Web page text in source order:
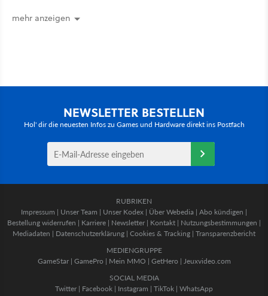
mehr anzeigen
NEWSLETTER BESTELLEN
Hol' dir die neuesten Infos zu Games und Hardware direkt ins Postfach
RUBRIKEN
Impressum | Unser Team | Unser Kodex | Über Webedia | Abo kündigen |
Bestellung widerrufen | Karriere | Newsletter | Kontakt | Nutzungsbestimmungen |
Mediadaten | Datenschutzerklärung | Cookies & Tracking | Transparenzbericht
MEDIENGRUPPE
GameStar| GamePro | Mein MMO | GetHero | Jeuxvideo.com
SOCIAL MEDIA
Twitter | Facebook | Instagram | TikTok | WhatsApp